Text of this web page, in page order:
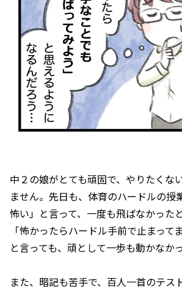
中２の娘がとても頑固で、やりたくな
ません。先日も、体育のハードルの授
怖い」と言って、一度も飛ばなかった
「怖かったらハードル手前で止まって
と言っても、頑として一歩も動かなか
また、暗記も苦手で、百人一首のテス